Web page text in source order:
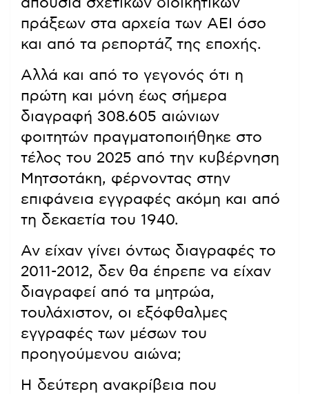
πράξεων στα αρχεία των ΑΕΙ όσο
και από τα ρεπορτάζ της εποχής.
Αλλά και από το γεγονός ότι η
πρώτη και μόνη έως σήμερα
διαγραφή 308.605 αιώνιων
φοιτητών πραγματοποιήθηκε στο
τέλος του 2025 από την κυβέρνηση
Μητσοτάκη, φέρνοντας στην
επιφάνεια εγγραφές ακόμη και από
τη δεκαετία του 1940.
Αν είχαν γίνει όντως διαγραφές το
2011-2012, δεν θα έπρεπε να είχαν
διαγραφεί από τα μητρώα,
τουλάχιστον, οι εξόφθαλμες
εγγραφές των μέσων του
προηγούμενου αιώνα;
Η δεύτερη ανακρίβεια που